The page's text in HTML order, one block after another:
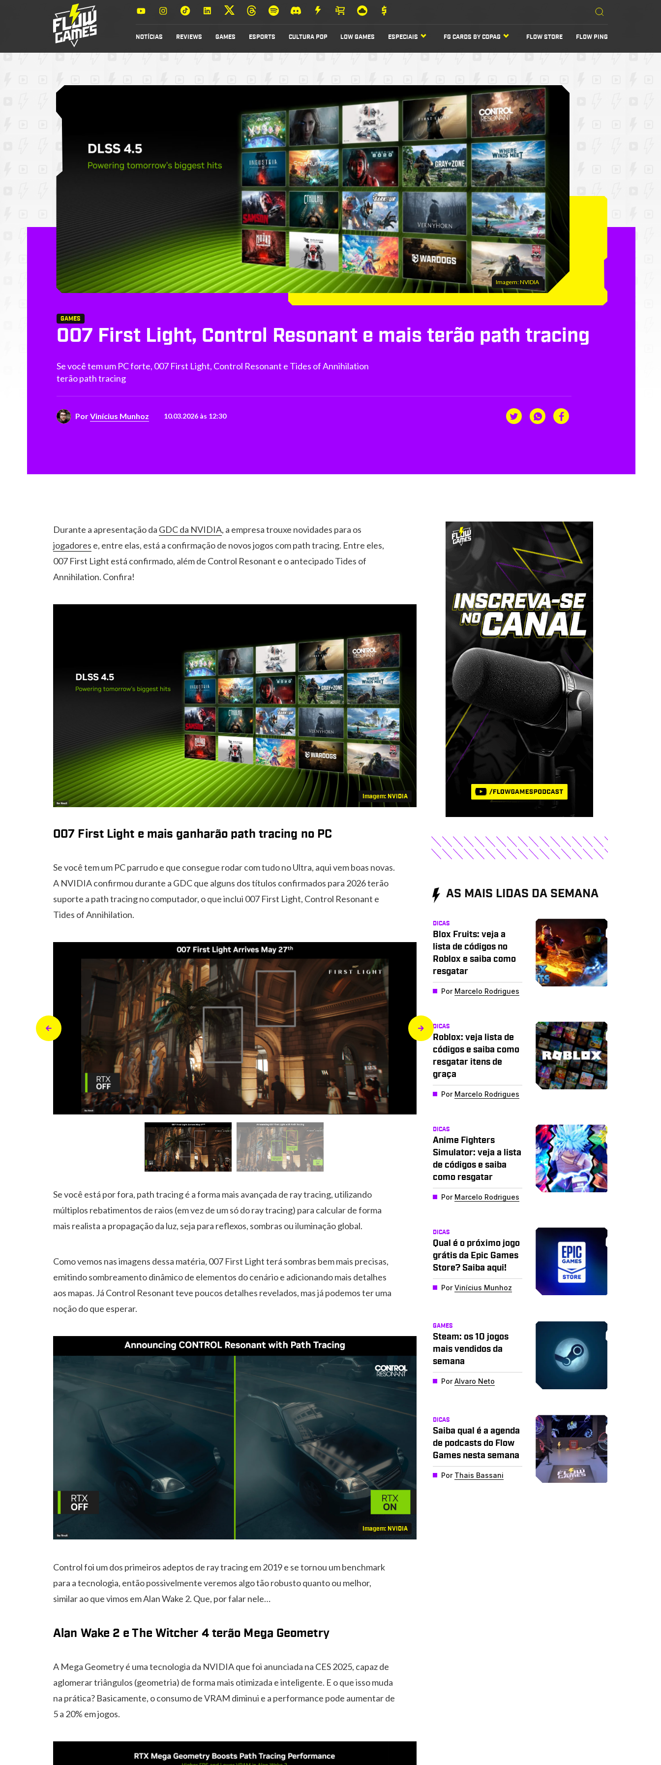
NOTÍCIAS REVIEWS GAMES ESPORTS CULTURA POP LOW GAMES ESPECIAIS FG CARDS BY COPAG FLOW STORE FLOW PING
Imagem: NVIDIA
GAMES
007 First Light, Control Resonant e mais terão path tracing
Se você tem um PC forte, 007 First Light, Control Resonant e Tides of Annihilation
terão path tracing
PorVinícius Munhoz 10.03.2026 às 12:30
Durante a apresentação da GDC da NVIDIA, a empresa trouxe novidades para os
jogadores e, entre elas, está a confirmação de novos jogos com path tracing. Entre eles,
007 First Light está confirmado, além de Control Resonant e o antecipado Tides of
Annihilation. Confira!
Imagem: NVIDIA
007 First Light e mais ganharão path tracing no PC
Se você tem um PC parrudo e que consegue rodar com tudo no Ultra, aqui vem boas novas.
A NVIDIA confirmou durante a GDC que alguns dos títulos confirmados para 2026 terão
suporte a path tracing no computador, o que inclui 007 First Light, Control Resonant e
Tides of Annihilation.
Se você está por fora, path tracing é a forma mais avançada de ray tracing, utilizando
múltiplos rebatimentos de raios (em vez de um só do ray tracing) para calcular de forma
mais realista a propagação da luz, seja para reflexos, sombras ou iluminação global.
Como vemos nas imagens dessa matéria, 007 First Light terá sombras bem mais precisas,
emitindo sombreamento dinâmico de elementos do cenário e adicionando mais detalhes
aos mapas. Já Control Resonant teve poucos detalhes revelados, mas já podemos ter uma
noção do que esperar.
Imagem: NVIDIA
Control foi um dos primeiros adeptos de ray tracing em 2019 e se tornou um benchmark
para a tecnologia, então possivelmente veremos algo tão robusto quanto ou melhor,
similar ao que vimos em Alan Wake 2. Que, por falar nele…
Alan Wake 2 e The Witcher 4 terão Mega Geometry
A Mega Geometry é uma tecnologia da NVIDIA que foi anunciada na CES 2025, capaz de
aglomerar triângulos (geometria) de forma mais otimizada e inteligente. E o que isso muda
na prática? Basicamente, o consumo de VRAM diminui e a performance pode aumentar de
5 a 20% em jogos.
AS MAIS LIDAS DA SEMANA
DICAS
Blox Fruits: veja a
lista de códigos no
Roblox e saiba como
resgatar
Por Marcelo Rodrigues
DICAS
Roblox: veja lista de
códigos e saiba como
resgatar itens de
graça
Por Marcelo Rodrigues
DICAS
Anime Fighters
Simulator: veja a lista
de códigos e saiba
como resgatar
Por Marcelo Rodrigues
DICAS
Qual é o próximo jogo
grátis da Epic Games
Store? Saiba aqui!
PorVinícius Munhoz
GAMES
Steam: os 10 jogos
mais vendidos da
semana
PorAlvaro Neto
DICAS
Saiba qual é a agenda
de podcasts do Flow
Games nesta semana
Por Thais Bassani